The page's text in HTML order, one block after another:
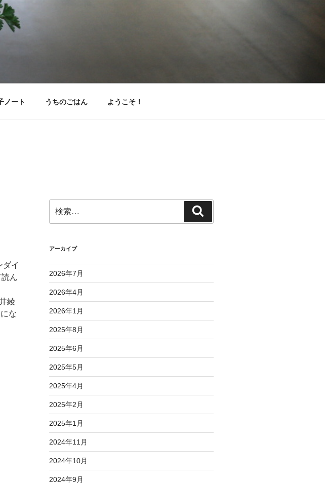
ノート うちのごはん ようこそ！
ダイ
ん
綾
な
索:
索
アーカイブ
2026年7月
2026年4月
2026年1月
2025年8月
2025年6月
2025年5月
2025年4月
2025年2月
2025年1月
2024年11月
2024年10月
2024年9月